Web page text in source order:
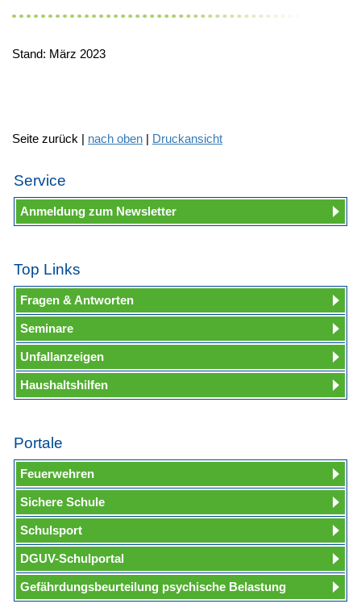
Stand: März 2023
Seite zurück | nach oben | Druckansicht
Service
Anmeldung zum Newsletter
Top Links
Fragen & Antworten
Seminare
Unfallanzeigen
Haushaltshilfen
Portale
Feuerwehren
Sichere Schule
Schulsport
DGUV-Schulportal
Gefährdungsbeurteilung psychische Belastung